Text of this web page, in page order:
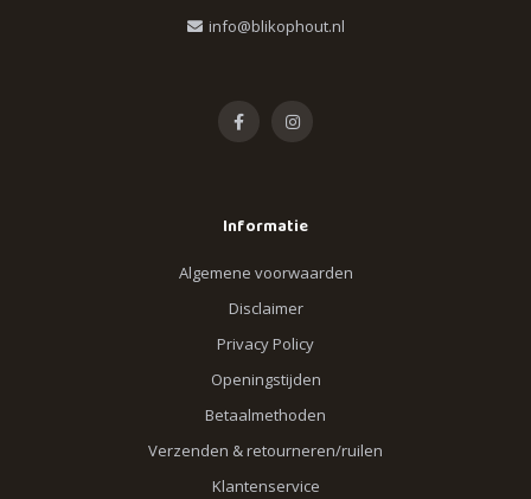
info@blikophout.nl
Informatie
Algemene voorwaarden
Disclaimer
Privacy Policy
Openingstijden
Betaalmethoden
Verzenden & retourneren/ruilen
Klantenservice